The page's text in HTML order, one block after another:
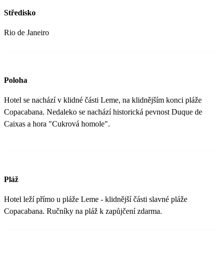
Středisko
Rio de Janeiro
Poloha
Hotel se nachází v klidné části Leme, na klidnějším konci pláže
Copacabana. Nedaleko se nachází historická pevnost Duque de
Caixas a hora "Cukrová homole".
Pláž
Hotel leží přímo u pláže Leme - klidnější části slavné pláže
Copacabana. Ručníky na pláž k zapůjčení zdarma.